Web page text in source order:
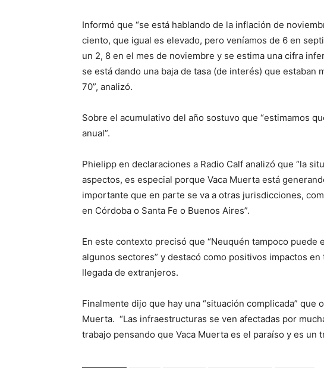
Informó que “se está hablando de la inflación de
ciento, que igual es elevado, pero veníamos de 6 en
un 2, 8 en el mes de noviembre y se estima una cifra
se está dando una baja de tasa (de interés) que estaban
70”, analizó.
Sobre el acumulativo del año sostuvo que “estimamos
anual”.
Phielipp en declaraciones a Radio Calf analizó que “la
aspectos, es especial porque Vaca Muerta está
importante que en parte se va a otras jurisdicciones,
en Córdoba o Santa Fe o Buenos Aires”.
En este contexto precisó que “Neuquén tampoco puede
algunos sectores” y destacó como positivos impactos
llegada de extranjeros.
Finalmente dijo que hay una “situación complicada” que
Muerta. “Las infraestructuras se ven afectadas por
trabajo pensando que Vaca Muerta es el paraíso y es un